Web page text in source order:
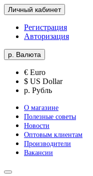
Личный кабинет
Регистрация
Авторизация
р. Валюта
€ Euro
$ US Dollar
р. Рубль
О магазине
Полезные советы
Новости
Оптовым клиентам
Производители
Вакансии